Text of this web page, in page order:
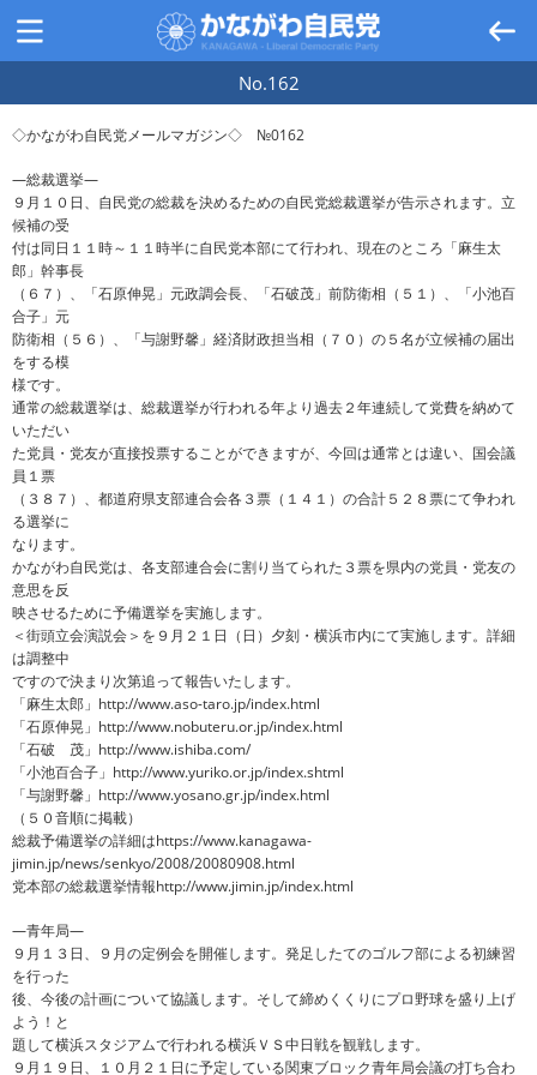
No.162
◇かながわ自民党メールマガジン◇ №0162
―総裁選挙―
９月１０日、自民党の総裁を決めるための自民党総裁選挙が告示されます。立
候補の受
付は同日１１時～１１時半に自民党本部にて行われ、現在のところ「麻生太
郎」幹事長
（６７）、「石原伸晃」元政調会長、「石破茂」前防衛相（５１）、「小池百
合子」元
防衛相（５６）、「与謝野馨」経済財政担当相（７０）の５名が立候補の届出
をする模
様です。
通常の総裁選挙は、総裁選挙が行われる年より過去２年連続して党費を納めて
いただい
た党員・党友が直接投票することができますが、今回は通常とは違い、国会議
員１票
（３８７）、都道府県支部連合会各３票（１４１）の合計５２８票にて争われ
る選挙に
なります。
かながわ自民党は、各支部連合会に割り当てられた３票を県内の党員・党友の
意思を反
映させるために予備選挙を実施します。
＜街頭立会演説会＞を９月２１日（日）夕刻・横浜市内にて実施します。詳細
は調整中
ですので決まり次第追って報告いたします。
「麻生太郎」http://www.aso-taro.jp/index.html
「石原伸晃」http://www.nobuteru.or.jp/index.html
「石破 茂」http://www.ishiba.com/
「小池百合子」http://www.yuriko.or.jp/index.shtml
「与謝野馨」http://www.yosano.gr.jp/index.html
（５０音順に掲載）
総裁予備選挙の詳細はhttps://www.kanagawa-
jimin.jp/news/senkyo/2008/20080908.html
党本部の総裁選挙情報http://www.jimin.jp/index.html
―青年局―
９月１３日、９月の定例会を開催します。発足したてのゴルフ部による初練習
を行った
後、今後の計画について協議します。そして締めくくりにプロ野球を盛り上げ
よう！と
題して横浜スタジアムで行われる横浜ＶＳ中日戦を観戦します。
９月１９日、１０月２１日に予定している関東ブロック青年局会議の打ち合わ